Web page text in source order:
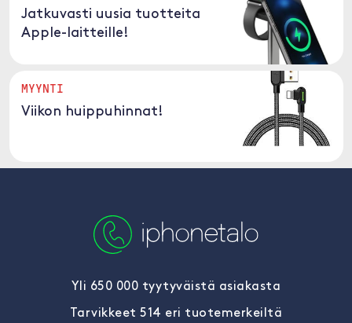
Jatkuvasti uusia tuotteita
Apple-laitteille!
MYYNTI
Viikon huippuhinnat!
Yli 650 000 tyytyväistä asiakasta
Tarvikkeet 514 eri tuotemerkeiltä